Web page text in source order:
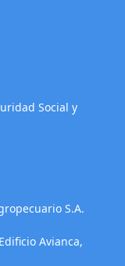
Social y
S.A.
Avianca,